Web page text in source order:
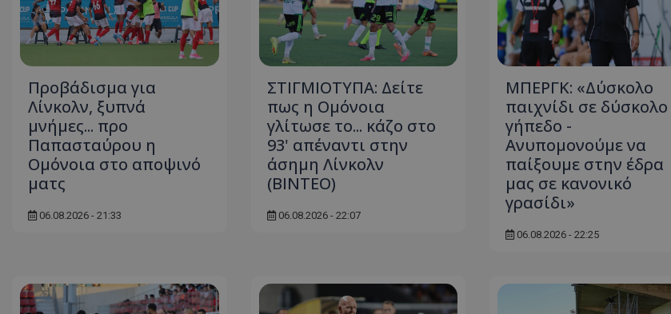
Προβάδισμα για
Λίνκολν, ξυπνά
μνήμες... προ
Παπασταύρου η
Ομόνοια στο αποψινό
ματς
06.08.2026 - 21:33
ΣΤΙΓΜΙΟΤΥΠΑ: Δείτε
πως η Ομόνοια
γλίτωσε το... κάζο στο
93' απέναντι στην
άσημη Λίνκολν
(ΒΙΝΤΕΟ)
06.08.2026 - 22:07
ΜΠΕΡΓΚ: «Δύσκολο
παιχνίδι σε δύσκολο
γήπεδο -
Ανυπομονούμε να
παίξουμε στην έδρα
μας σε κανονικό
γρασίδι»
06.08.2026 - 22:25